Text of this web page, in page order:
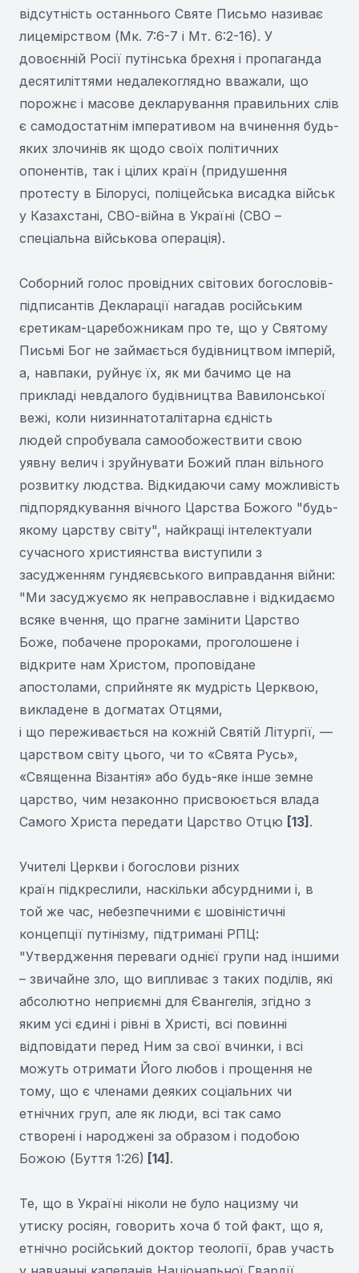
відсутність останнього Святе Письмо називає
лицемірством (Мк. 7:6-7 і Мт. 6:2-16). У
довоєнній Росії путінська брехня і пропаганда
десятиліттями недалекоглядно вважали, що
порожнє і масове декларування правильних слів
є самодостатнім імперативом на вчинення будь-
яких злочинів як щодо своїх політичних
опонентів, так і цілих країн (придушення
протесту в Білорусі, поліцейська висадка військ
у Казахстані, СВО-війна в Україні (СВО –
спеціальна військова операція).
Соборний голос провідних світових богословів-
підписантів Декларації нагадав російським
єретикам-царебожникам про те, що у Святому
Письмі Бог не займається будівництвом імперій,
а, навпаки, руйнує їх, як ми бачимо це на
прикладі невдалого будівництва Вавилонської
вежі, коли низиннатоталітарна єдність
людей спробувала самообожествити свою
уявну велич і зруйнувати Божий план вільного
розвитку людства. Відкидаючи саму можливість
підпорядкування вічного Царства Божого "будь-
якому царству світу", найкращі інтелектуали
сучасного християнства виступили з
засудженням гундяєвського виправдання війни:
"Ми засуджуємо як неправославне і відкидаємо
всяке вчення, що прагне замінити Царство
Боже, побачене пророками, проголошене і
відкрите нам Христом, проповідане
апостолами, сприйняте як мудрість Церквою,
викладене в догматах Отцями,
і що переживається на кожній Святій Літургії, —
царством світу цього, чи то «Свята Русь»,
«Священна Візантія» або будь-яке інше земне
царство, чим незаконно присвоюється влада
Самого Христа передати Царство Отцю [13] .
Учителі Церкви і богослови різних
країн підкреслили, наскільки абсурдними і, в
той же час, небезпечними є шовіністичні
концепції путінізму, підтримані РПЦ:
"Утвердження переваги однієї групи над іншими
– звичайне зло, що випливає з таких поділів, які
абсолютно неприємні для Євангелія, згідно з
яким усі єдині і рівні в Христі, всі повинні
відповідати перед Ним за свої вчинки, і всі
можуть отримати Його любов і прощення не
тому, що є членами деяких соціальних чи
етнічних груп, але як люди, всі так само
створені і народжені за образом і подобою
Божою (Буття 1:26) [14] .
Те, що в Україні ніколи не було нацизму чи
утиску росіян, говорить хоча б той факт, що я,
етнічно російський доктор теології, брав участь